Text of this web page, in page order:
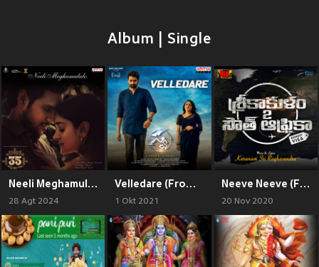
Album | Single
Neeli Meghamulalo (From "35 Chinna Katha Kaadu")
28 Agt 2024
Velledare (From "Swa")
1 Okt 2021
Neeve Neeve (From"Srikakulam To South Africa Without Visa")
20 Nov 2020